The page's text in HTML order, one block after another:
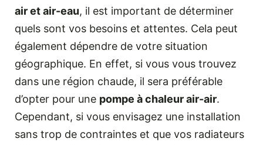
air et air-eau, il est important de déterminer
quels sont vos besoins et attentes. Cela peut
également dépendre de votre situation
géographique. En effet, si vous vous trouvez
dans une région chaude, il sera préférable
d’opter pour une pompe à chaleur air-air.
Cependant, si vous envisagez une installation
sans trop de contraintes et que vos radiateurs